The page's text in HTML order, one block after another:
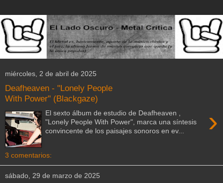
miércoles, 2 de abril de 2025
Deafheaven - "Lonely People
With Power" (Blackgaze)
›
El sexto álbum de estudio de Deafheaven ,
"Lonely People With Power", marca una síntesis
convincente de los paisajes sonoros en ev...
3 comentarios:
sábado, 29 de marzo de 2025